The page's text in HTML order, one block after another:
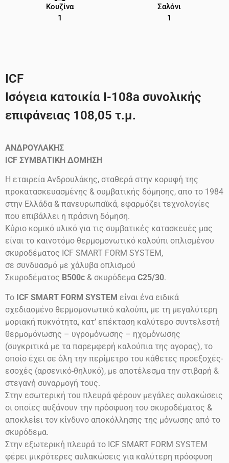
Κουζίνα
1
Σαλόνι
1
ICF
Ισόγεια κατοικία Ι-108a συνολικής
επιφάνειας 108,05 τ.μ.
ΑΝΔΡΟΥΛΑΚΗΣ
ICF ΣΥΜΒΑΤΙΚΗ ΔΟΜΗΣΗ
Η εταιρεία Ανδρουλάκης, σταθερά στην κορυφή της
προκατασκευασμένης & συμβατικής δόμησης, απο το 1984
στην Ελλάδα & πανευρωπαϊκά, εφαρμόζει τεχνολογίες
που επιβάλλει η πράσινη δόμηση.
Κύριο κομικό υλικό για τις συμβατικές κατασκευές μας
είναι το καινοτόμο θερμομονωτικό καλούπι οπλισμένου
σκυροδέματος ICF SMART FORM SYSTEM,
σε συνδυασμό με χάλυβα οπλισμού
Σκυροδέματος B500c & σκυρόδεμα C25/30.
Το ICF SMART FORM SYSTEM είναι ένα ειδικά
σχεδιασμένο θερμομονωτικό καλούπι, με τη μεγαλύτερη
μοριακή πυκνότητα, κατ’ επέκταση καλύτερο συντελεστή
θερμομόνωσης – υγρομόνωσης – ηχομόνωσης
(συγκριτικά με τα παρεμφερή καλούπια της αγορας), το
οποίο έχει σε όλη την περίμετρο του κάθετες προεξοχές-
εσοχές (αρσενικό-θηλυκό), με αποτέλεσμα την στιβαρή &
στεγανή συναρμογή τους.
Στην εσωτερική του πλευρά φέρουν μεγάλες αυλακώσεις
οι οποίες αυξάνουν την πρόσφυση του σκυροδέματος &
αποκλείει τον κίνδυνο αποκόλλησης της μόνωσης από το
σκυρόδεμα.
Στην εξωτερική πλευρά το ICF SMART FORM SYSTEM
φέρει μικρότερες αυλακώσεις για καλύτερη πρόσφυση